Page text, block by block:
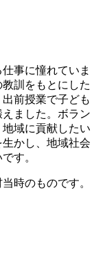
事に憧れていま
訓をもとにした
前授業で子ども
ました。ボラン
域に貢献したい
かし、地域社会
す。
時のものです。